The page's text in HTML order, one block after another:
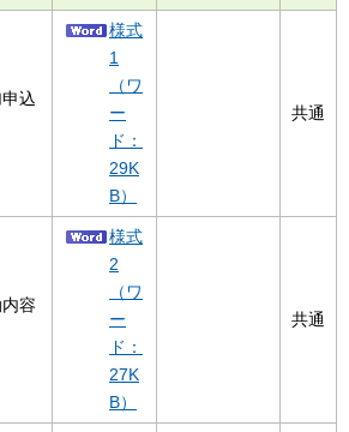
込
様式
1
（ワ
ー
ド：
29K
B）
共通
容
様式
2
（ワ
ー
ド：
27K
B）
共通